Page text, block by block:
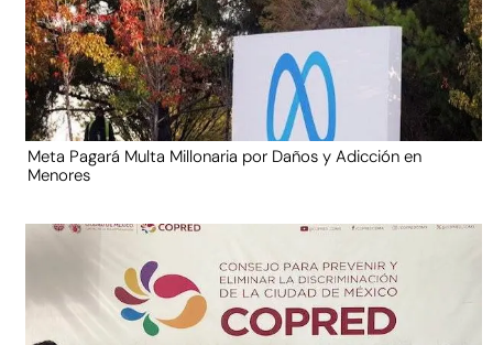
Meta Pagará Multa Millonaria por Daños y Adicción en
Menores